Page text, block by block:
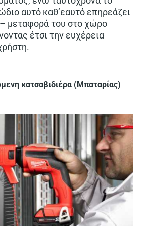
αυτό καθ’εαυτό επηρεάζει
μεταφορά του στο χώρο
έτσι την ευχέρεια
κατσαβιδιέρα (Μπαταρίας)